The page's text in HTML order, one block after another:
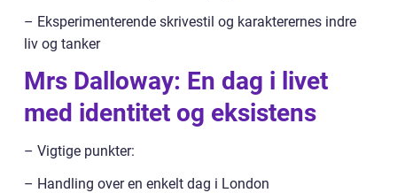
– Eksperimenterende skrivestil og karakterernes indre
liv og tanker
Mrs Dalloway: En dag i livet
med identitet og eksistens
– Vigtige punkter:
– Handling over en enkelt dag i London